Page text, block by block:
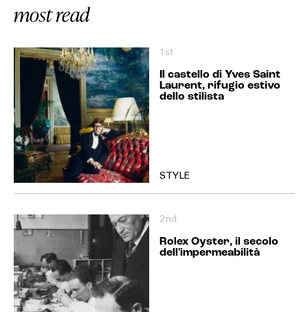
most read
1st
Il castello di Yves Saint
Laurent, rifugio estivo
dello stilista
STYLE
2nd
Rolex Oyster, il secolo
dell'impermeabilità